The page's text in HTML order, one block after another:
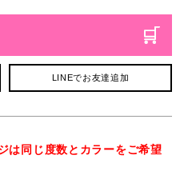
LINEでお友達追加
は同じ度数とカラーをご希望